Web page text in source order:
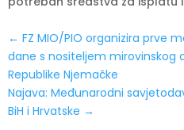
← FZ MIO/PIO organizira prve
dane s nositeljem mirovinskog
Republike Njemačke
Najava: Međunarodni
BiH i Hrvatske →